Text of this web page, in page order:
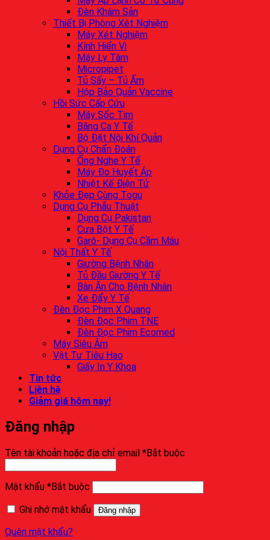
Đèn Khám Sản
Thiết Bị Phòng Xét Nghiệm
Máy Xét Nghiệm
Kính Hiển Vi
Máy Ly Tâm
Micropipet
Tủ Sấy – Tủ Ấm
Hộp Bảo Quản Vaccine
Hồi Sức Cấp Cứu
Máy Sốc Tim
Băng Ca Y Tế
Bộ Đặt Nội Khí Quản
Dụng Cụ Chẩn Đoán
Ống Nghe Y Tế
Máy Đo Huyết Áp
Nhiệt Kế Điện Tử
Khỏe Đẹp Cùng Togu
Dụng Cụ Phẫu Thuật
Dụng Cụ Pakistan
Cưa Bột Y Tế
Garô- Dụng Cụ Cầm Máu
Nội Thất Y Tế
Giường Bệnh Nhân
Tủ Đầu Giường Y Tế
Bàn Ăn Cho Bệnh Nhân
Xe Đẩy Y Tế
Đèn Đọc Phim X Quang
Đèn Đọc Phim TNE
Đèn Đọc Phim Ecomed
Máy Siêu Âm
Vật Tư Tiêu Hao
Giấy In Y Khoa
Tin tức
Liên hệ
Giảm giá hôm nay!
Đăng nhập
Tên tài khoản hoặc địa chỉ email *Bắt buộc
Mật khẩu *Bắt buộc
Ghi nhớ mật khẩu
Đăng nhập
Quên mật khẩu?